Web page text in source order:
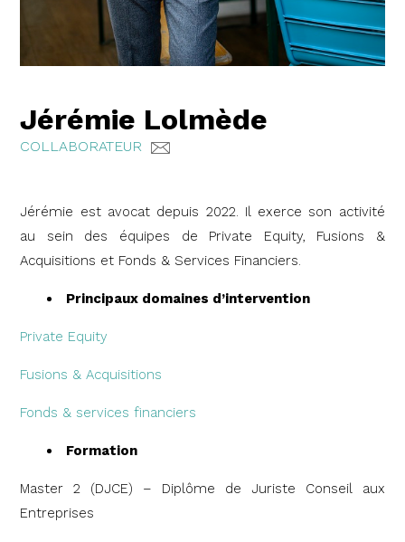
Jérémie Lolmède
COLLABORATEUR
Jérémie est avocat depuis 2022. Il exerce son activité
au sein des équipes de Private Equity, Fusions &
Acquisitions et Fonds & Services Financiers.
Principaux domaines d’intervention
Private Equity
Fusions & Acquisitions
Fonds & services financiers
Formation
Master 2 (DJCE) – Diplôme de Juriste Conseil aux
Entreprises